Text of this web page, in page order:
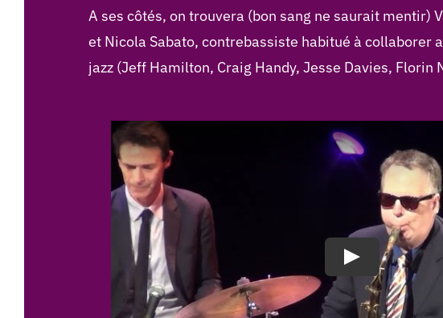
A ses côtés, on trouvera (bon sang ne saurait mentir)
et Nicola Sabato, contrebassiste habitué à collaborer
jazz (Jeff Hamilton, Craig Handy, Jesse Davies, Florin